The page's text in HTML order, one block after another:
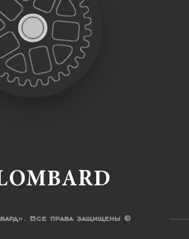
Все права защищены ©